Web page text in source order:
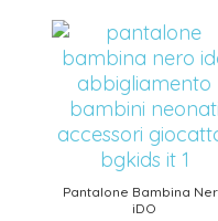
Pantalone Bambina
iDO